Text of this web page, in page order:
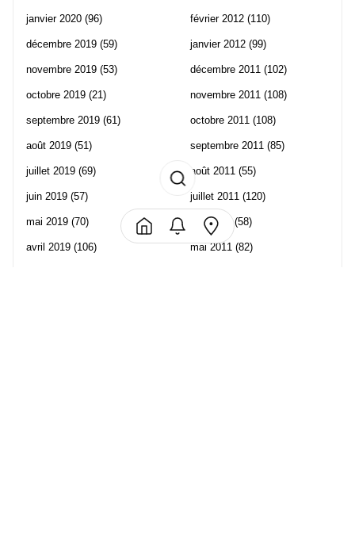
janvier 2020 (96)
décembre 2019 (59)
novembre 2019 (53)
octobre 2019 (21)
septembre 2019 (61)
août 2019 (51)
juillet 2019 (69)
juin 2019 (57)
mai 2019 (70)
avril 2019 (106)
février 2012 (110)
janvier 2012 (99)
décembre 2011 (102)
novembre 2011 (108)
octobre 2011 (108)
septembre 2011 (85)
août 2011 (55)
juillet 2011 (120)
juin 2011 (58)
mai 2011 (82)